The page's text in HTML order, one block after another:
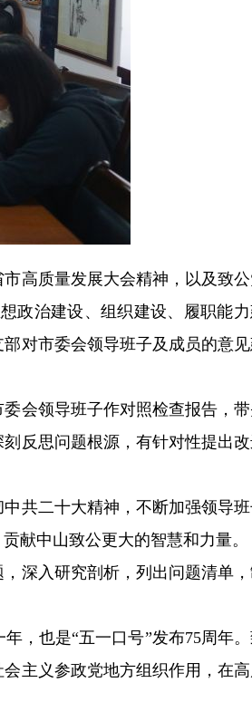
高质量发展大会精神，以及致
政治建设、组织建设、履职能
对市委会领导班子及成员的意
会领导班子作对照检查报告，
反思问题根源，有针对性提出
共二十大精神，不断加强领导
献中山致公更大的智慧和力量。
深入研究剖析，列出问题清单，
，也是“五一口号”发布75周年
主义参政党地方组织作用，在